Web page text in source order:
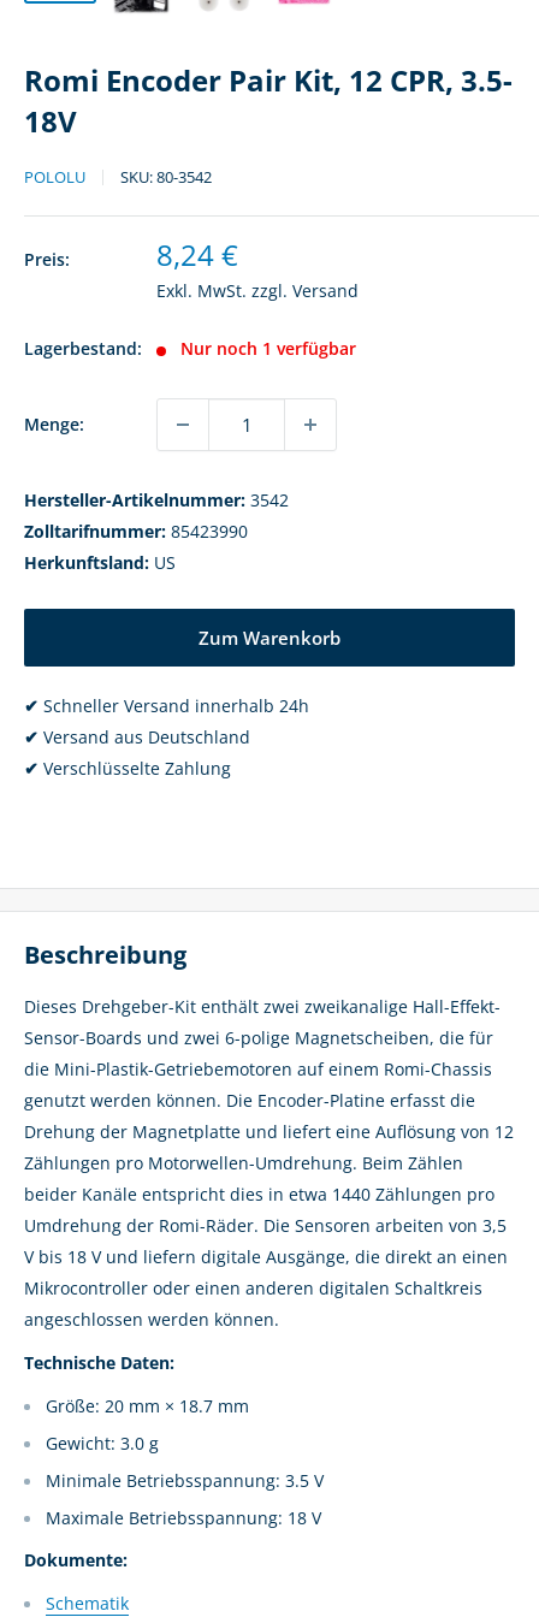
Romi Encoder Pair Kit, 12 CPR, 3.5-
18V
POLOLU SKU:80-3542
Preis: Sonderpreis
8,24 €
Exkl. MwSt. zzgl. Versand
Lagerbestand: Nur noch 1 verfügbar
Menge:
Hersteller-Artikelnummer: 3542
Zolltarifnummer: 85423990
Herkunftsland: US
Zum Warenkorb
✔ Schneller Versand innerhalb 24h
✔ Versand aus Deutschland
✔ Verschlüsselte Zahlung
Beschreibung
Dieses Drehgeber-Kit enthält zwei zweikanalige Hall-Effekt-
Sensor-Boards und zwei 6-polige Magnetscheiben, die für
die Mini-Plastik-Getriebemotoren auf einem Romi-Chassis
genutzt werden können. Die Encoder-Platine erfasst die
Drehung der Magnetplatte und liefert eine Auflösung von 12
Zählungen pro Motorwellen-Umdrehung. Beim Zählen
beider Kanäle entspricht dies in etwa 1440 Zählungen pro
Umdrehung der Romi-Räder. Die Sensoren arbeiten von 3,5
V bis 18 V und liefern digitale Ausgänge, die direkt an einen
Mikrocontroller oder einen anderen digitalen Schaltkreis
angeschlossen werden können.
Technische Daten:
Größe: 20 mm × 18.7 mm
Gewicht: 3.0 g
Minimale Betriebsspannung: 3.5 V
Maximale Betriebsspannung: 18 V
Dokumente:
Schematik